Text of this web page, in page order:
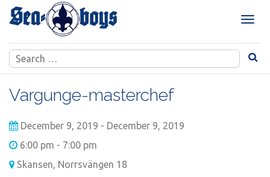
Skip
T
g
l
Search
for:
Vargunge-masterchef
December 9, 2019 - December 9, 2019
6:00 pm - 7:00 pm
Skansen, Norrsvängen 18